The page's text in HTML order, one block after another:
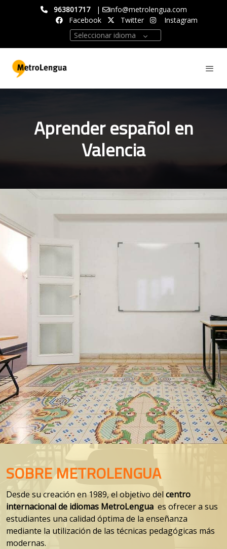
963801717|
info@metrolengua.com
Facebook
Twitter
Instagram
Seleccionar idioma
Aprender español en
Valencia
SOBRE METROLENGUA
Desde su creación en 1989, el objetivo del centro
internacional de idiomas MetroLengua es ofrecer a sus
estudiantes una calidad óptima de la enseñanza
mediante la utilización de las técnicas pedagógicas más
modernas.